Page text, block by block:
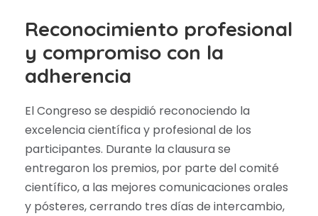
Reconocimiento profesional
y compromiso con la
adherencia
El Congreso se despidió reconociendo la
excelencia científica y profesional de los
participantes. Durante la clausura se
entregaron los premios, por parte del comité
científico, a las mejores comunicaciones orales
y pósteres, cerrando tres días de intercambio,